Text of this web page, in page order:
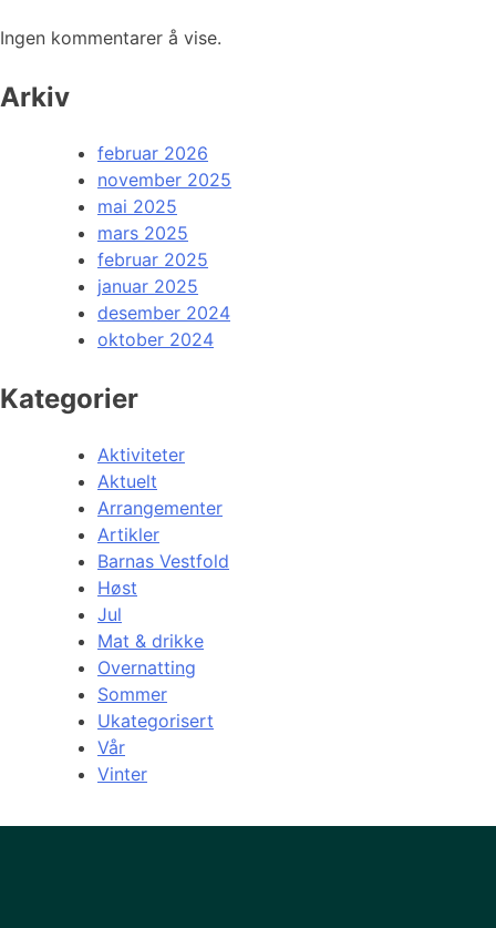
Ingen kommentarer å vise.
Arkiv
februar 2026
november 2025
mai 2025
mars 2025
februar 2025
januar 2025
desember 2024
oktober 2024
Kategorier
Aktiviteter
Aktuelt
Arrangementer
Artikler
Barnas Vestfold
Høst
Jul
Mat & drikke
Overnatting
Sommer
Ukategorisert
Vår
Vinter